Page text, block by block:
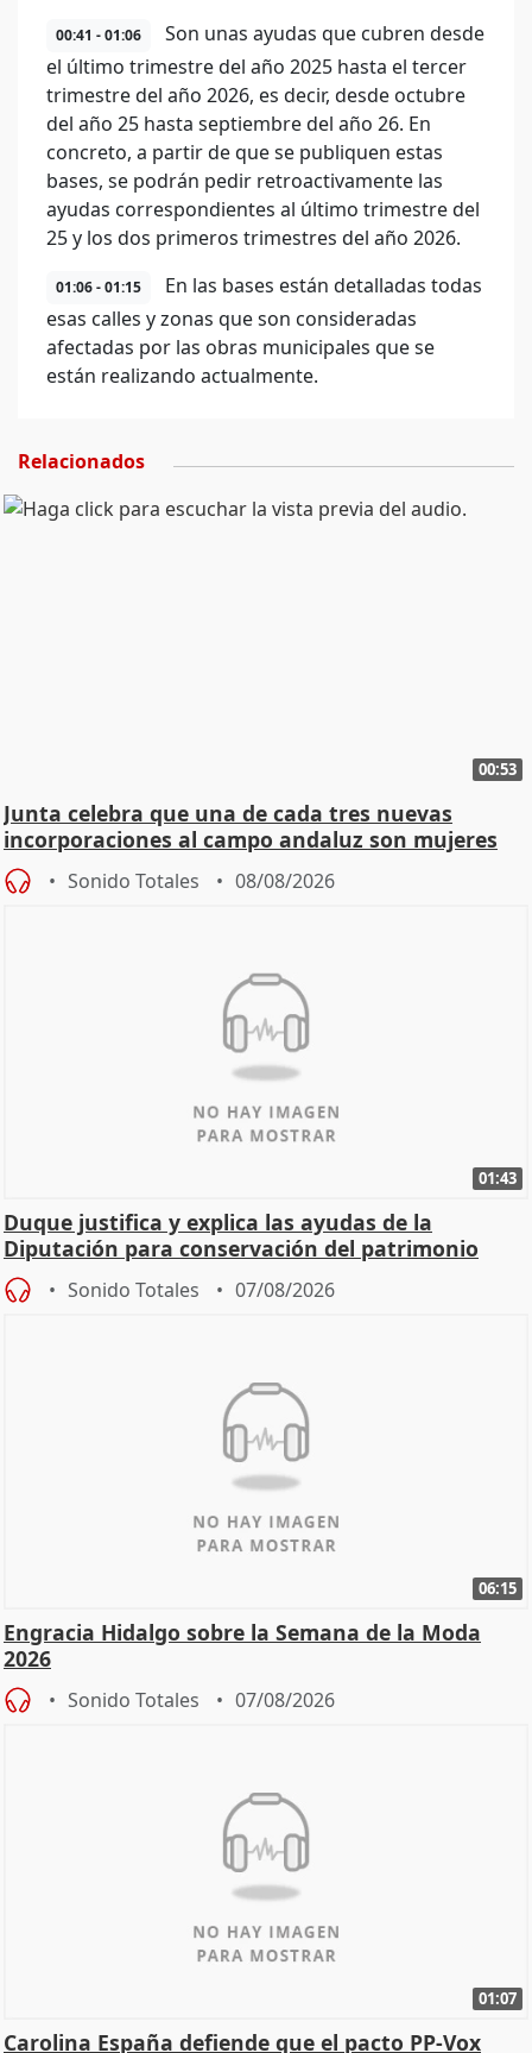
00:41 - 01:06
Son unas ayudas que cubren desde
el último trimestre del año 2025 hasta el tercer
trimestre del año 2026, es decir, desde octubre
del año 25 hasta septiembre del año 26. En
concreto, a partir de que se publiquen estas
bases, se podrán pedir retroactivamente las
ayudas correspondientes al último trimestre del
25 y los dos primeros trimestres del año 2026.
01:06 - 01:15
En las bases están detalladas todas
esas calles y zonas que son consideradas
afectadas por las obras municipales que se
están realizando actualmente.
Relacionados
00:53
Junta celebra que una de cada tres nuevas
incorporaciones al campo andaluz son mujeres
jóvenes
Sonido Totales 08/08/2026
01:43
Duque justifica y explica las ayudas de la
Diputación para conservación del patrimonio
Sonido Totales 07/08/2026
06:15
Engracia Hidalgo sobre la Semana de la Moda
2026
Sonido Totales 07/08/2026
01:07
Carolina España defiende que el pacto PP-Vox